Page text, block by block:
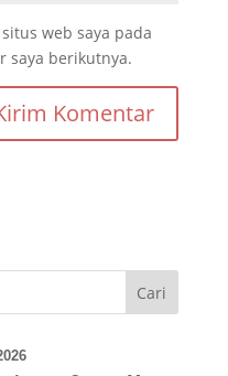
web saya pada
saya berikutnya.
Cari